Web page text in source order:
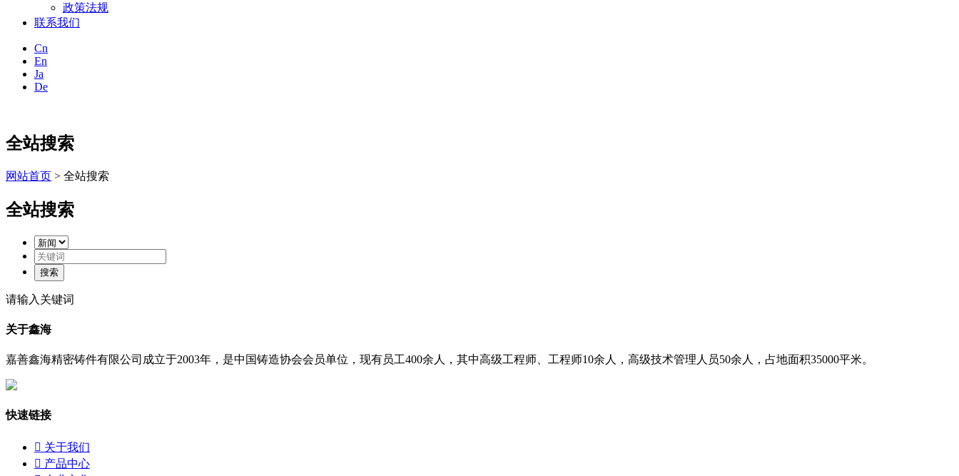
政策法规
联系我们
Cn
En
Ja
De
全站搜索
网站首页 > 全站搜索
全站搜索
请输入关键词
关于鑫海
嘉善鑫海精密铸件有限公司成立于2003年，是中国铸造协会会员单位，现有员工400余人，其中高级工程师、工程师10余人，高级技术管理人员50余人，占地面积35000平米。
快速链接
 关于我们
 产品中心